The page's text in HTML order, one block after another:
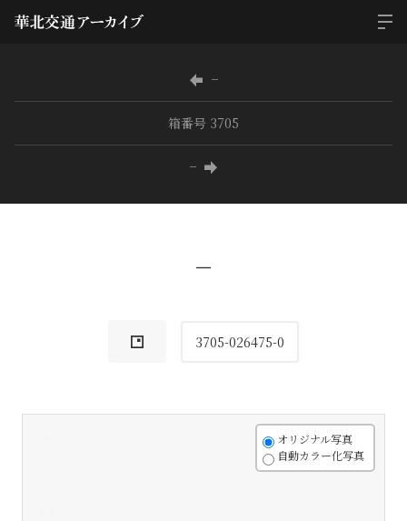
−
箱番号 3705
−
−
3705-026475-0
オリジナル写真
自動カラー化写真